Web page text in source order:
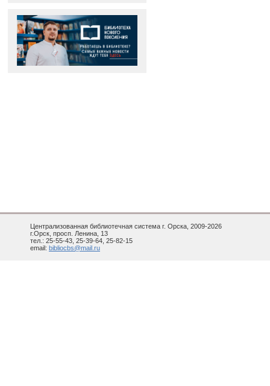
Централизованная библиотечная система г. Орска, 2009-2026
г.Орск, просп. Ленина, 13
тел.: 25-55-43, 25-39-64, 25-82-15
email: bibliocbs@mail.ru